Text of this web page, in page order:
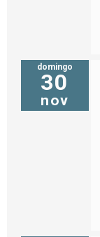
domingo
30
nov